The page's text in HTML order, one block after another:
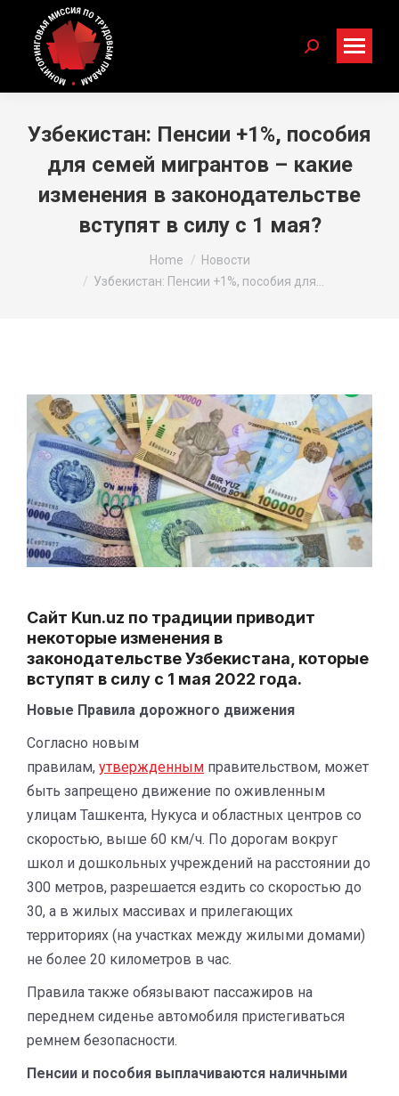
Search:
Узбекистан: Пенсии +1%, пособия
для семей мигрантов – какие
изменения в законодательстве
вступят в силу с 1 мая?
Home
Новости
Узбекистан: Пенсии +1%, пособия для…
Сайт Kun.uz по традиции приводит
некоторые изменения в
законодательстве Узбекистана, которые
вступят в силу с 1 мая 2022 года.
Новые Правила дорожного движения
Согласно новым
правилам, утвержденным правительством, может
быть запрещено движение по оживленным
улицам Ташкента, Нукуса и областных центров со
скоростью, выше 60 км/ч. По дорогам вокруг
школ и дошкольных учреждений на расстоянии до
300 метров, разрешается ездить со скоростью до
30, а в жилых массивах и прилегающих
территориях (на участках между жилыми домами)
не более 20 километров в час.
Правила также обязывают пассажиров на
переднем сиденье автомобиля пристегиваться
ремнем безопасности.
Пенсии и пособия выплачиваются наличными